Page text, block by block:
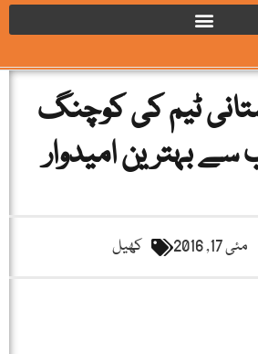
ٹیم کی کوچنگ
بہترین امیدوار
مئی 17, 2016 کھیل